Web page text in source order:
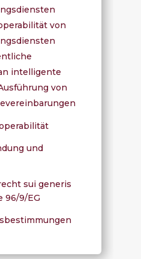
von
intelligente
von
und
sui generis
96/9/EG